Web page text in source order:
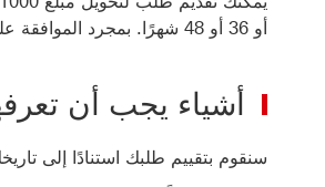
أو 36 أو 48 شهرًا.‬ بمجرد الموافقة على طلبك، سنقوم بتحويل رصيدك في غضون 5 أيام عمل.
أشياء يجب أن
سنقوم بتقييم طلبك استنادًا إلى